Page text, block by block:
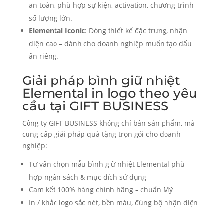
an toàn, phù hợp sự kiện, activation, chương trình
số lượng lớn.
Elemental Iconic: Dòng thiết kế đặc trưng, nhận
diện cao – dành cho doanh nghiệp muốn tạo dấu
ấn riêng.
Giải pháp bình giữ nhiệt
Elemental in logo theo yêu
cầu tại GIFT BUSINESS
Công ty GIFT BUSINESS không chỉ bán sản phẩm, mà
cung cấp giải pháp quà tặng trọn gói cho doanh
nghiệp:
Tư vấn chọn mẫu bình giữ nhiệt Elemental phù
hợp ngân sách & mục đích sử dụng
Cam kết 100% hàng chính hãng – chuẩn Mỹ
In / khắc logo sắc nét, bền màu, đúng bộ nhận diện